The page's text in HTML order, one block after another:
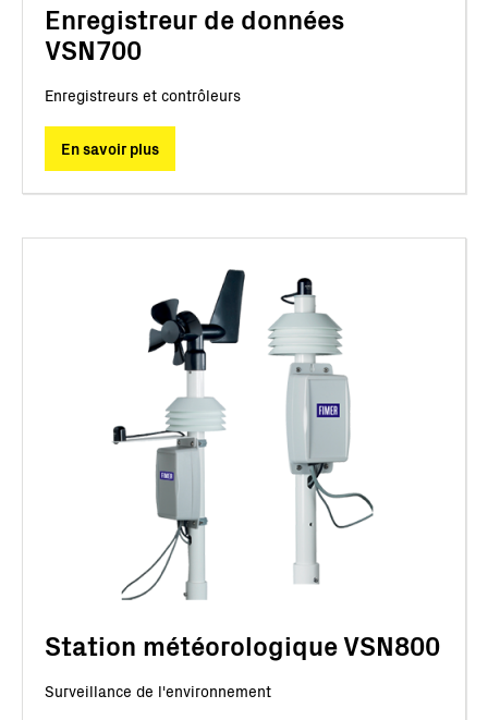
Enregistreur de données
VSN700
Enregistreurs et contrôleurs
En savoir plus
Station météorologique VSN800
Surveillance de l'environnement